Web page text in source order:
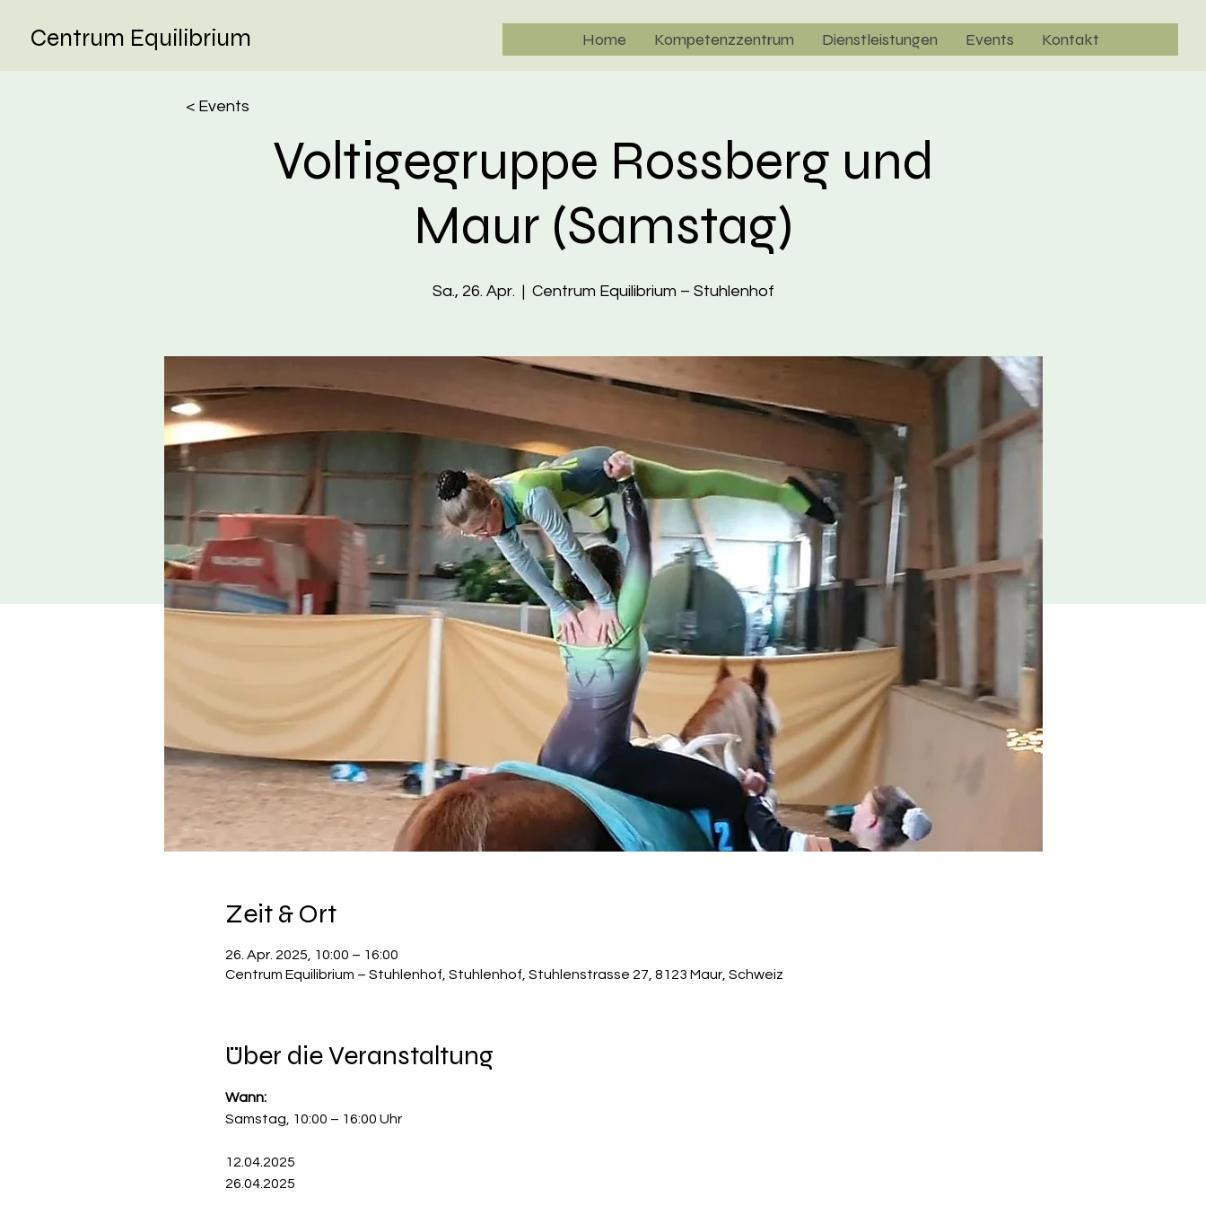
Centrum Equilibrium Home Kompetenzzentrum Dienstleistungen Events Kontakt
Voltigegruppe Rossberg und
Maur (Samstag)
Sa., 26. Apr.
  |
Centrum Equilibrium – Stuhlenhof
Zeit & Ort
26. Apr. 2025, 10:00 – 16:00
Centrum Equilibrium – Stuhlenhof, Stuhlenhof, Stuhlenstrasse 27, 8123 Maur, Schweiz
Über die Veranstaltung
Wann:
Samstag, 10:00 – 16:00 Uhr
12.04.2025
26.04.2025
< Events